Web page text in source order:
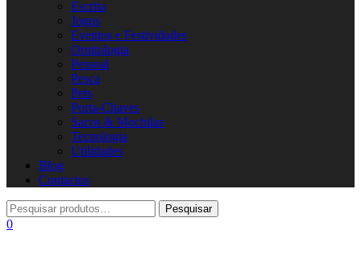
Escrita
Jogos
Eventos e Festividades
Ornitologia
Pessoal
Pesca
Pets
Porta-Chaves
Sacos & Mochilas
Tecnologia
Utilidades
Blog
Contactos
0